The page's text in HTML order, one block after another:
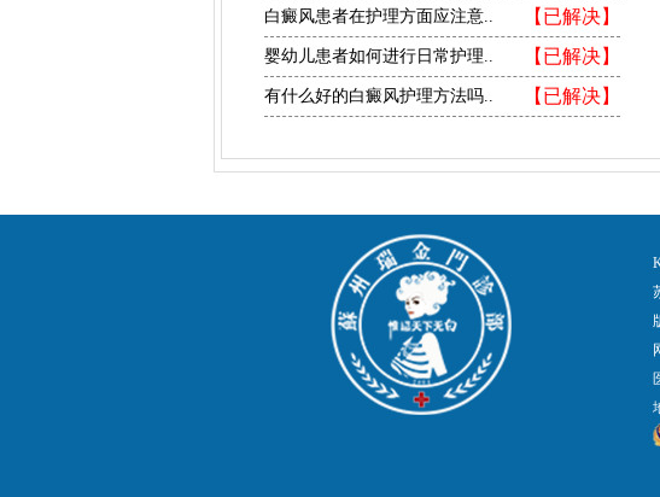
【已解决】
白癜风患者在护理方面应注意..
【已解决】
婴幼儿患者如何进行日常护理..
【已解决】
有什么好的白癜风护理方法吗..